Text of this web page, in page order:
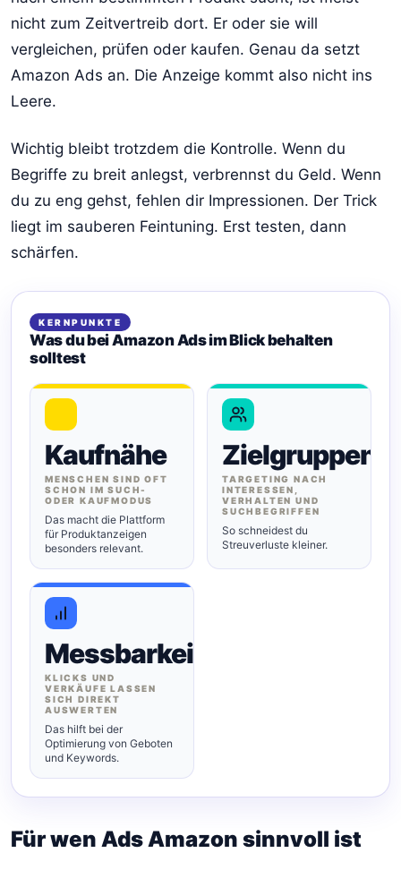
nicht zum Zeitvertreib dort. Er oder sie will
vergleichen, prüfen oder kaufen. Genau da setzt
Amazon Ads an. Die Anzeige kommt also nicht ins
Leere.
Wichtig bleibt trotzdem die Kontrolle. Wenn du
Begriffe zu breit anlegst, verbrennst du Geld. Wenn
du zu eng gehst, fehlen dir Impressionen. Der Trick
liegt im sauberen Feintuning. Erst testen, dann
schärfen.
KERNPUNKTE
Was du bei Amazon Ads im Blick behalten
solltest
Kaufnähe
MENSCHEN SIND OFT
SCHON IM SUCH-
ODER KAUFMODUS
Das macht die Plattform
für Produktanzeigen
besonders relevant.
Zielgruppen
TARGETING NACH
INTERESSEN,
VERHALTEN UND
SUCHBEGRIFFEN
So schneidest du
Streuverluste kleiner.
Messbarkeit
KLICKS UND
VERKÄUFE LASSEN
SICH DIREKT
AUSWERTEN
Das hilft bei der
Optimierung von Geboten
und Keywords.
Für wen Ads Amazon sinnvoll ist